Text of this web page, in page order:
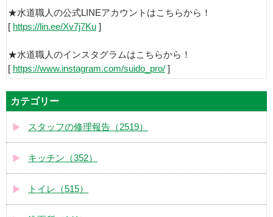
★水道職人の公式LINEアカウントはこちらから！
[ https://lin.ee/Xv7j7Ku ]
★水道職人のインスタグラムはこちらから！
[ https://www.instagram.com/suido_pro/ ]
カテゴリー
スタッフの修理報告（2519）
キッチン（352）
トイレ（515）